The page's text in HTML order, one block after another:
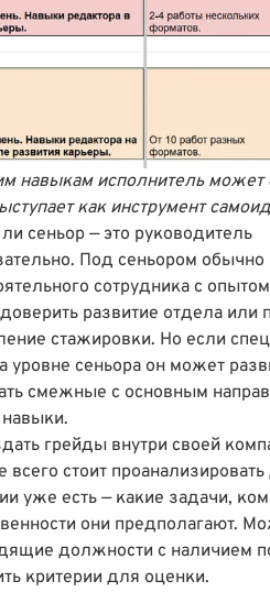
навыкам исполнитель
как инструмент
сеньор — это руководитель
Под сеньором
сотрудника с
развитие отдела или
стажировки. Но если
уровне сеньора он может
смежные с основным
грейды внутри своей
стоит
уже есть — какие задачи,
они предполагают.
должности с наличием
критерии для оценки.